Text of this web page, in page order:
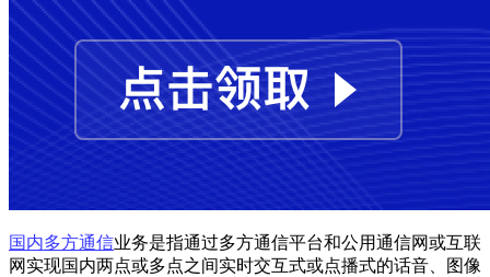
国内多方通信业务是指通过多方通信平台和公用通信网或互联
网实现国内两点或多点之间实时交互式或点播式的话音、图像